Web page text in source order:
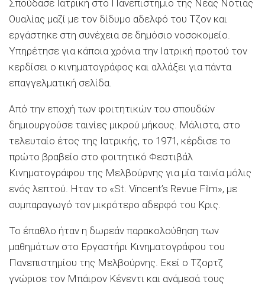
Σπούδασε Ιατρική στο Πανεπιστήμιο της Νέας Νότιας
Ουαλίας μαζί με τον δίδυμο αδελφό του Τζον και
εργάστηκε στη συνέχεια σε δημόσιο νοσοκομείο.
Υπηρέτησε για κάποια χρόνια την Ιατρική προτού τον
κερδίσει ο κινηματογράφος και αλλάξει για πάντα
επαγγελματική σελίδα.
Από την εποχή των φοιτητικών του σπουδών
δημιουργούσε ταινίες μικρού μήκους. Μάλιστα, στο
τελευταίο έτος της Ιατρικής, το 1971, κέρδισε το
πρώτο βραβείο στο φοιτητικό Φεστιβάλ
Κινηματογράφου της Μελβούρνης για μία ταινία μόλις
ενός λεπτού. Ηταν το «St. Vincent’s Revue Film», με
συμπαραγωγό τον μικρότερο αδερφό του Κρις.
Το έπαθλο ήταν η δωρεάν παρακολούθηση των
μαθημάτων στο Εργαστήρι Κινηματογράφου του
Πανεπιστημίου της Μελβούρνης. Εκεί ο Τζορτζ
γνώρισε τον Μπάιρον Κένεντι και ανάμεσά τους